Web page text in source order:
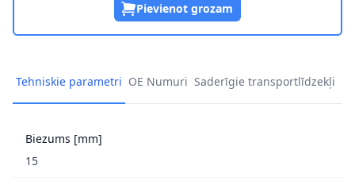
Pievienot grozam
Tehniskie parametri OE Numuri Saderīgie transportlīdzekļi
Biezums [mm]
15